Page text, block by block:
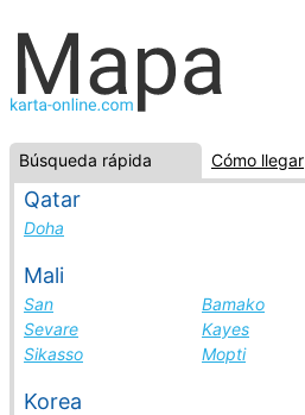
Búsqueda rápida Cómo llegar
Qatar
Doha
Mali
San
Bamako
Sevare
Kayes
Sikasso
Mopti
Korea